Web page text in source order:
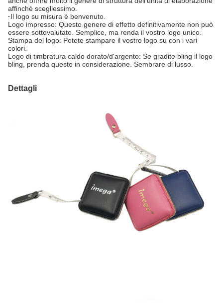
affinchè scegliessimo.
·Il logo su misura è benvenuto.
Logo impresso: Questo genere di effetto definitivamente non può
essere sottovalutato. Semplice, ma renda il vostro logo unico.
Stampa del logo: Potete stampare il vostro logo su con i vari
colori.
Logo di timbratura caldo dorato/d'argento: Se gradite bling il logo
bling, prenda questo in considerazione. Sembrare di lusso.
Dettagli